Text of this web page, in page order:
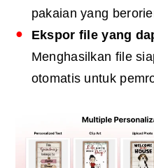
pakaian yang
Ekspor file yang
Menghasilkan file
otomatis untuk